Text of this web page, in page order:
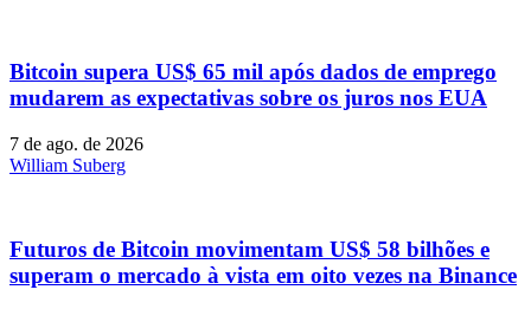
Bitcoin supera US$ 65 mil após dados de emprego
mudarem as expectativas sobre os juros nos EUA
7 de ago. de 2026
William Suberg
Futuros de Bitcoin movimentam US$ 58 bilhões e
superam o mercado à vista em oito vezes na Binance